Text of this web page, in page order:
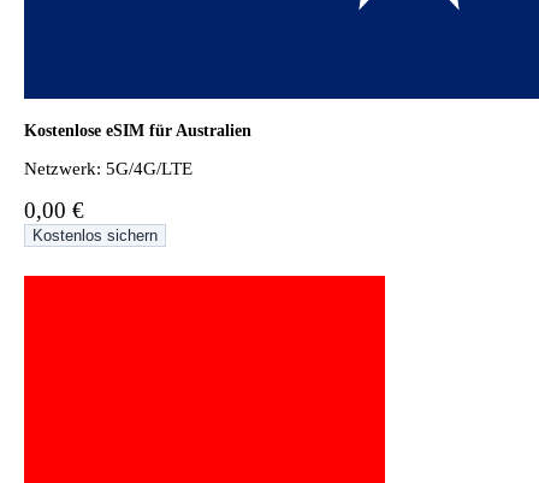
Kostenlose eSIM für Australien
Netzwerk: 5G/4G/LTE
0,00 €
Kostenlos sichern